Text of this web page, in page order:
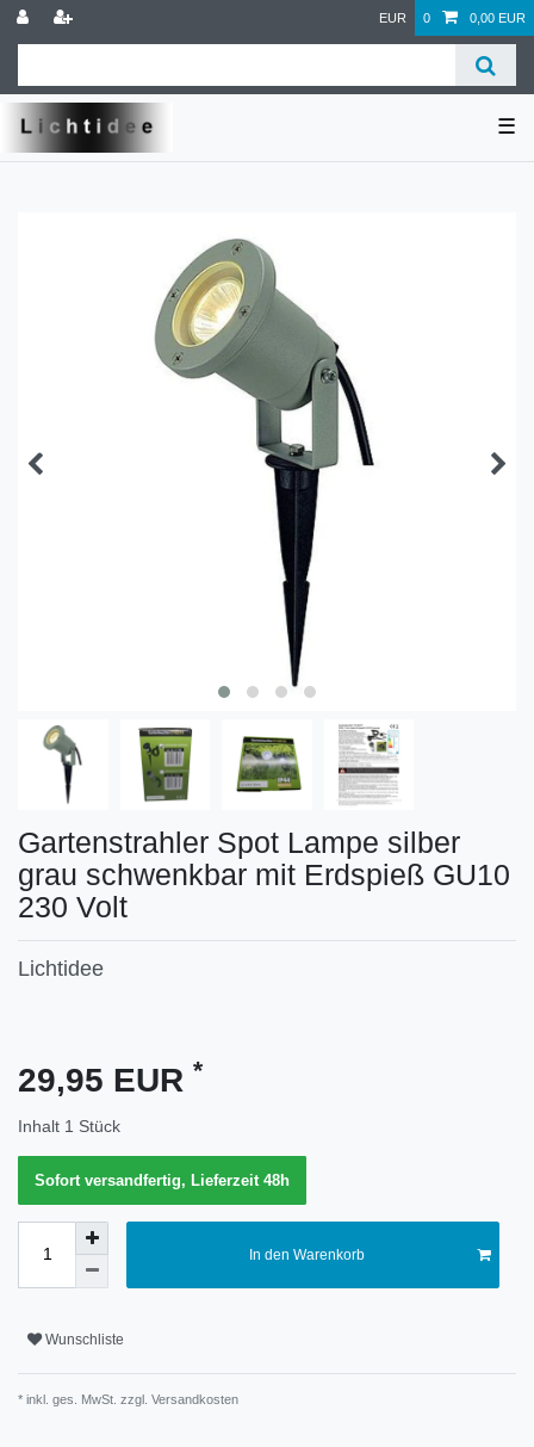
EUR 0 0,00 EUR
☰
Gartenstrahler Spot Lampe silber
grau schwenkbar mit Erdspieß GU10
230 Volt
Lichtidee
Merkmal
29,95 EUR *
Inhalt 1 Stück
Sofort versandfertig, Lieferzeit 48h
In den Warenkorb
Wunschliste
* inkl. ges. MwSt. zzgl. Versandkosten